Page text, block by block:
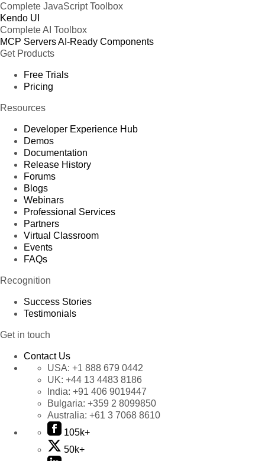
Complete JavaScript Toolbox
Kendo UI
Complete AI Toolbox
MCP ServersAI-Ready Components
Get Products
Free Trials
Pricing
Resources
Developer Experience Hub
Demos
Documentation
Release History
Forums
Blogs
Webinars
Professional Services
Partners
Virtual Classroom
Events
FAQs
Recognition
Success Stories
Testimonials
Get in touch
Contact Us
USA: +1 888 679 0442
UK: +44 13 4483 8186
India: +91 406 9019447
Bulgaria: +359 2 8099850
Australia: +61 3 7068 8610
105k+
50k+